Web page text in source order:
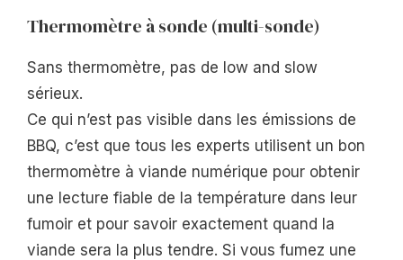
Thermomètre à sonde (multi-sonde)
Sans thermomètre, pas de low and slow
sérieux.
Ce qui n’est pas visible dans les émissions de
BBQ, c’est que tous les experts utilisent un bon
thermomètre à viande numérique pour obtenir
une lecture fiable de la température dans leur
fumoir et pour savoir exactement quand la
viande sera la plus tendre. Si vous fumez une